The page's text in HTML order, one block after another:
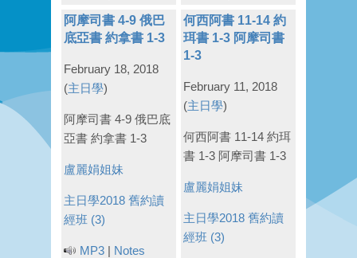
阿摩司書 4-9 俄巴
底亞書 約拿書 1-3
February 18, 2018
(主日學)
阿摩司書 4-9 俄巴底
亞書 約拿書 1-3
盧麗娟姐妹
主日學2018 舊約讀
經班 (3)
MP3 | Notes
何西阿書 11-14 約
珥書 1-3 阿摩司書
1-3
February 11, 2018
(主日學)
何西阿書 11-14 約珥
書 1-3 阿摩司書 1-3
盧麗娟姐妹
主日學2018 舊約讀
經班 (3)